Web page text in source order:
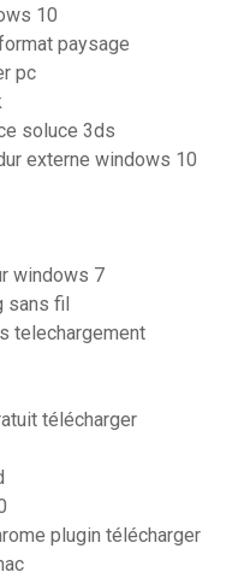
10
paysage
pc
soluce 3ds
externe windows 10
windows 7
sans fil
telechargement
télécharger
plugin télécharger